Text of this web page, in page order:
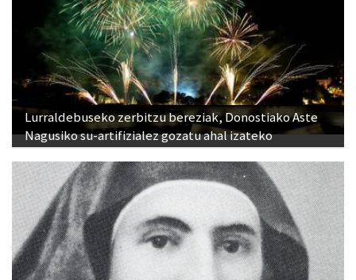
Lurraldebuseko zerbitzu bereziak, Donostiako Aste
Nagusiko su-artifizialez gozatu ahal izateko